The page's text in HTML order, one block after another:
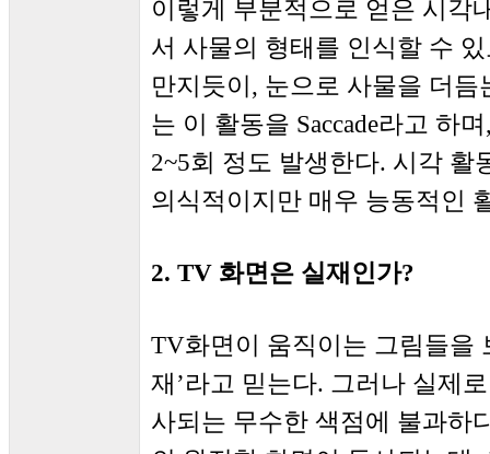
이렇게 부분적으로 얻은 시각
서 사물의 형태를 인식할 수
만지듯이, 눈으로 사물을 더
는 이 활동을 Saccade라고 하
2~5회 정도 발생한다. 시각 활
의식적이지만 매우 능동적인
2. TV 화면은 실재인가?
TV화면이 움직이는 그림들을
재’라고 믿는다. 그러나 실제
사되는 무수한 색점에 불과하